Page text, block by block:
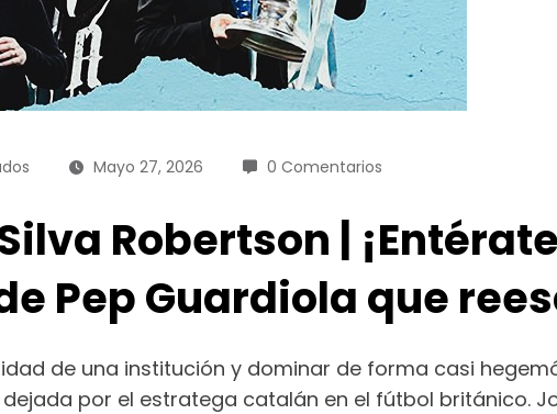
Mayo 27, 2026 0 Comentarios
Robertson |
Pep Guardiola que
de una institución y dominar de forma casi
por el estratega catalán en el fútbol británico.